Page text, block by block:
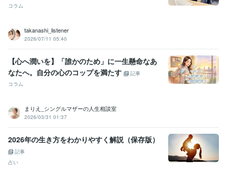
コラム
takanashi_listener
2026/07/11 05:40
【心へ潤いを】「誰かのため」に一生懸命なあ
なたへ。自分の心のコップを満たす
記事
コラム
まりえ_シングルマザーの人生相談室
2026/03/31 01:37
2026年の生き方をわかりやすく解説（保存版）
記事
占い